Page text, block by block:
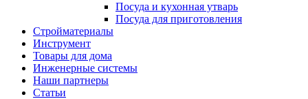
Посуда и кухонная утварь
Посуда для приготовления
Стройматериалы
Инструмент
Товары для дома
Инженерные системы
Наши партнеры
Статьи